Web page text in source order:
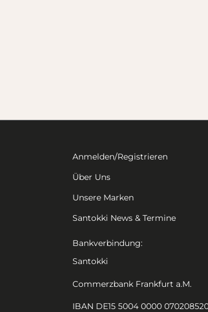
Anmelden/Registrieren
Über Uns
Unsere Marken
Santokki News & Termine
Bankverbindung:
Santokki
Commerzbank Frankfurt a.M.
IBAN DE15 5004 0000